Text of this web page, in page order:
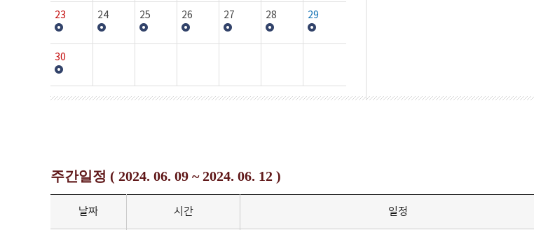
23 24 25 26 27 28 29
30
주간일정 ( 2024. 06. 09 ~ 2024. 06. 12 )
날짜 시간 일정